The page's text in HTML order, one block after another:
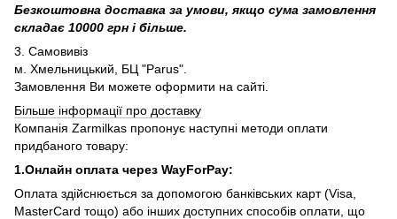
Безкоштовна доставка за умови, якщо сума замовлення
складає 10000 грн і більше.
3. Самовивіз
м. Хмельницький, БЦ "Parus".
Замовлення Ви можете оформити на сайті.
Більше інформації про доставку
Компанія Zarmilkas пропонує наступні методи оплати
придбаного товару:
1.Онлайн оплата через WayForPay:
Оплата здійснюється за допомогою банківських карт (Visa,
MasterCard тощо) або інших доступних способів оплати, що